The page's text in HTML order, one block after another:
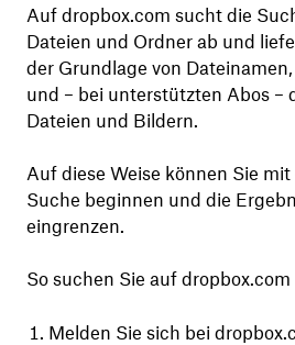
Auf dropbox.com sucht die
Dateien und Ordner ab und
der Grundlage von
und – bei unterstützten Abos –
Dateien und Bildern.
Auf diese Weise können Sie
Suche beginnen und die
eingrenzen.
So suchen Sie auf
Melden Sie sich bei